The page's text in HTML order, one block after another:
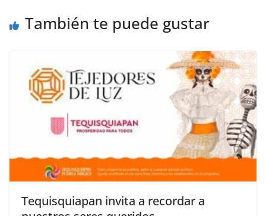
o p k
También te puede gustar
Tequisquiapan invita a recordar a